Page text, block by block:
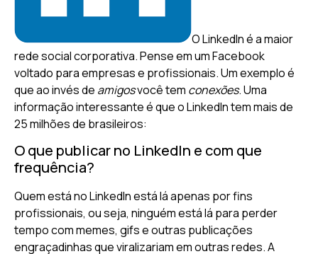
O LinkedIn é a maior
rede social corporativa. Pense em um Facebook
voltado para empresas e profissionais. Um exemplo é
que ao invés de amigosvocê tem conexões. Uma
informação interessante é que o LinkedIn tem mais de
25 milhões de brasileiros:
O que publicar no LinkedIn e com que
frequência?
Quem está no LinkedIn está lá apenas por fins
profissionais, ou seja, ninguém está lá para perder
tempo com memes, gifs e outras publicações
engraçadinhas que viralizariam em outras redes. A